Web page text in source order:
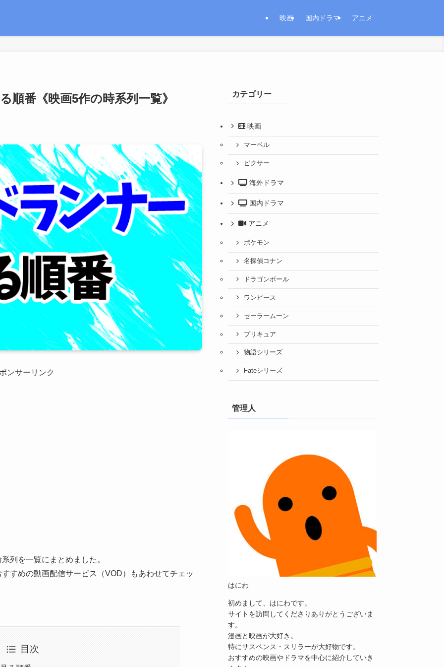
映画 国内ドラマ アニメ
順番《映画5作の時系列一覧》
ンサーリンク
列を一覧にまとめました。
すめの動画配信サービス（VOD）もあわせてチェッ
目次
カテゴリー
映画
マーベル
ピクサー
海外ドラマ
国内ドラマ
アニメ
ポケモン
名探偵コナン
ドラゴンボール
ワンピース
セーラームーン
プリキュア
物語シリーズ
Fateシリーズ
管理人
はにわ
初めまして、はにわです。
サイトを訪問してくださりありがとうございま
す。
漫画と映画が大好き。
特にサスペンス・スリラーが大好物です。
おすすめの映画やドラマを中心に紹介していき